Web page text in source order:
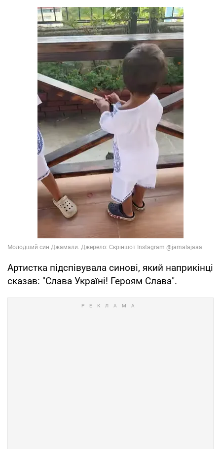
Артистка підспівувала синові, який наприкінці
сказав: "Слава Україні! Героям Слава".